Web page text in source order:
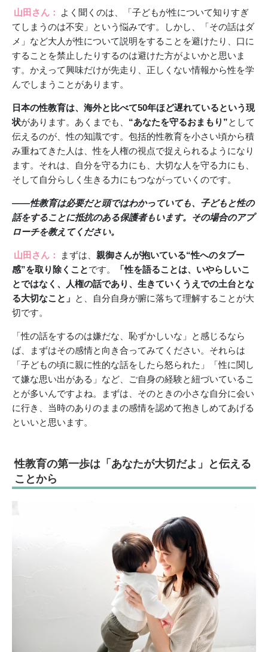
山田さん：
よく聞くのは、「子どもが性について知りすぎ
てしまうのは不安」という悩みです。しかし、「その話はダ
メ」など大人が性について説明をすることを避けたり、口に
することを禁止したりするのは避けた方がよいかと思いま
す。かえって興味だけが先走り、正しくない情報から性を学
んでしまうことがあります。
日本の性教育は、海外と比べて50年ほど遅れているという現
状があります。あくまでも、 “あなたを守るおまもり”として
伝えるのが、性の知識です。包括的性教育を小さい頃から積
み重ねてきた人は、性を人権の視点で捉えられるようになり
ます。それは、自分を守る力にも、大切な人を守る力にも、
そして自分らしく生きる力にもつながっていくのです。
――性教育は必要だと頭ではわかっていても、子どもと性の
話をすることに抵抗のある保護者もいます。
その場合のアプ
ローチを教えてください。
山田さん： まずは、 親御さんが抱いている“性へのタブー
感”を取り除くことです。
「性を語ることは、いやらしいこ
とではなく、人権の話であり、生きていくうえでの土台とな
る大切なこと」 と、自分自身が腑に落ちて理解することが大
切です。
「性の話をするのは嫌だな、恥ずかしいな」と感じるなら
ば、まずはその感情と向き合ってみてください。それらは
「子どもの頃に親に性的な話をしたら怒られた」「性に関し
て嫌な思い出がある」など、ご自身の経験と紐づいているこ
とが多いんですよね。まずは、そのときの小さな自分に会い
に行き、当時のありのままの感情を認めて抱きしめてあげる
といいと思います。
性教育の第一歩は「あなたが大切だよ」と伝える
ことから